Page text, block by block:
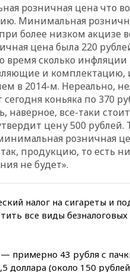
вчера,
станет
вчера,
вчера,
доклад о
вчера,
Rights
вчера,
и
выиграл
Европы в
розничная цена что
Минимальная
более низком акцизе
цена была 220
время сколько инфляции
и комплектацию,
в 2014-м. Нереально,
коньяка по 370
все-таки
цену 500 рублей.
розничная
продукцию, то есть
не будет».
налог на сигареты и
все виды
— примерно 43 рубля с
доллара (около 150